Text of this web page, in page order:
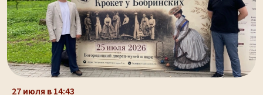
27 июля в 14:43